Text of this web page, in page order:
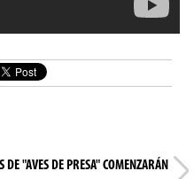
DE "AVES DE PRESA" COMENZARÁN